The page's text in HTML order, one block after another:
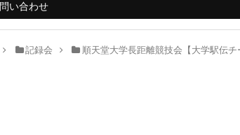
い合わせ
記録会 順天堂大学長距離競技会【大学駅伝チ